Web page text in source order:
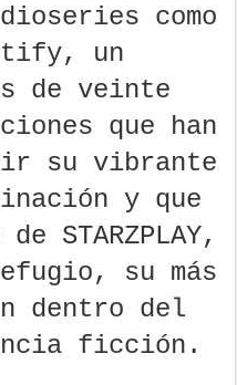
como
un
de veinte
que han
su vibrante
y que
STARZPLAY,
su más
dentro del
ficción.